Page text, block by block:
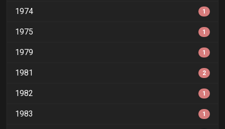
1974 1
1975 1
1979 1
1981 2
1982 1
1983 1